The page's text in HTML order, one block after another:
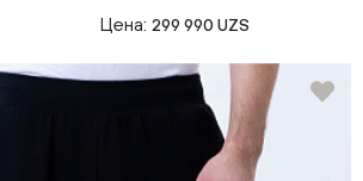
Цена: 299 990 UZS